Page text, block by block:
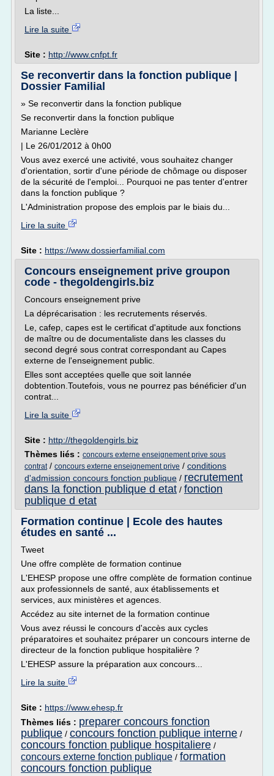
La liste...
Lire la suite
Site : http://www.cnfpt.fr
Se reconvertir dans la fonction publique |
Dossier Familial
» Se reconvertir dans la fonction publique
Se reconvertir dans la fonction publique
Marianne Leclère
| Le 26/01/2012 à 0h00
Vous avez exercé une activité, vous souhaitez changer
d'orientation, sortir d'une période de chômage ou disposer
de la sécurité de l'emploi... Pourquoi ne pas tenter d'entrer
dans la fonction publique ?
L'Administration propose des emplois par le biais du...
Lire la suite
Site : https://www.dossierfamilial.com
Concours enseignement prive groupon
code - thegoldengirls.biz
Concours enseignement prive
La déprécarisation : les recrutements réservés.
Le, cafep, capes est le certificat d'aptitude aux fonctions
de maître ou de documentaliste dans les classes du
second degré sous contrat correspondant au Capes
externe de l'enseignement public.
Elles sont acceptées quelle que soit lannée
dobtention.Toutefois, vous ne pourrez pas bénéficier d'un
contrat...
Lire la suite
Site : http://thegoldengirls.biz
Thèmes liés : concours externe enseignement prive sous
contrat/ concours externe enseignement prive / conditions
d'admission concours fonction publique / recrutement
dans la fonction publique d etat / fonction
publique d etat
Formation continue | Ecole des hautes
études en santé ...
Tweet
Une offre complète de formation continue
L'EHESP propose une offre complète de formation continue
aux professionnels de santé, aux établissements et
services, aux ministères et agences.
Accédez au site internet de la formation continue
Vous avez réussi le concours d'accès aux cycles
préparatoires et souhaitez préparer un concours interne de
directeur de la fonction publique hospitalière ?
L'EHESP assure la préparation aux concours...
Lire la suite
Site : https://www.ehesp.fr
Thèmes liés : preparer concours fonction
publique / concours fonction publique interne /
concours fonction publique hospitaliere /
concours externe fonction publique / formation
concours fonction publique